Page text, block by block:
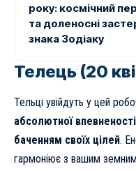
року: космічний
та доленосні
знака Зодіаку
Телець (20
Тельці увійдуть у цей
абсолютної
баченням своїх цілей.
гармоніює з вашим